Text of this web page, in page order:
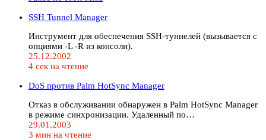
SSH Tunnel Manager
Инструмент для обеспечения SSH-туннелей (вызывается с
опциями -L -R из консоли).
25.12.2002
4 сек на чтение
DoS против Palm HotSync Manager
Отказ в обслуживании обнаружен в Palm HotSync Manager
в режиме синхронизации. Удаленный по…
29.01.2003
3 мин на чтение